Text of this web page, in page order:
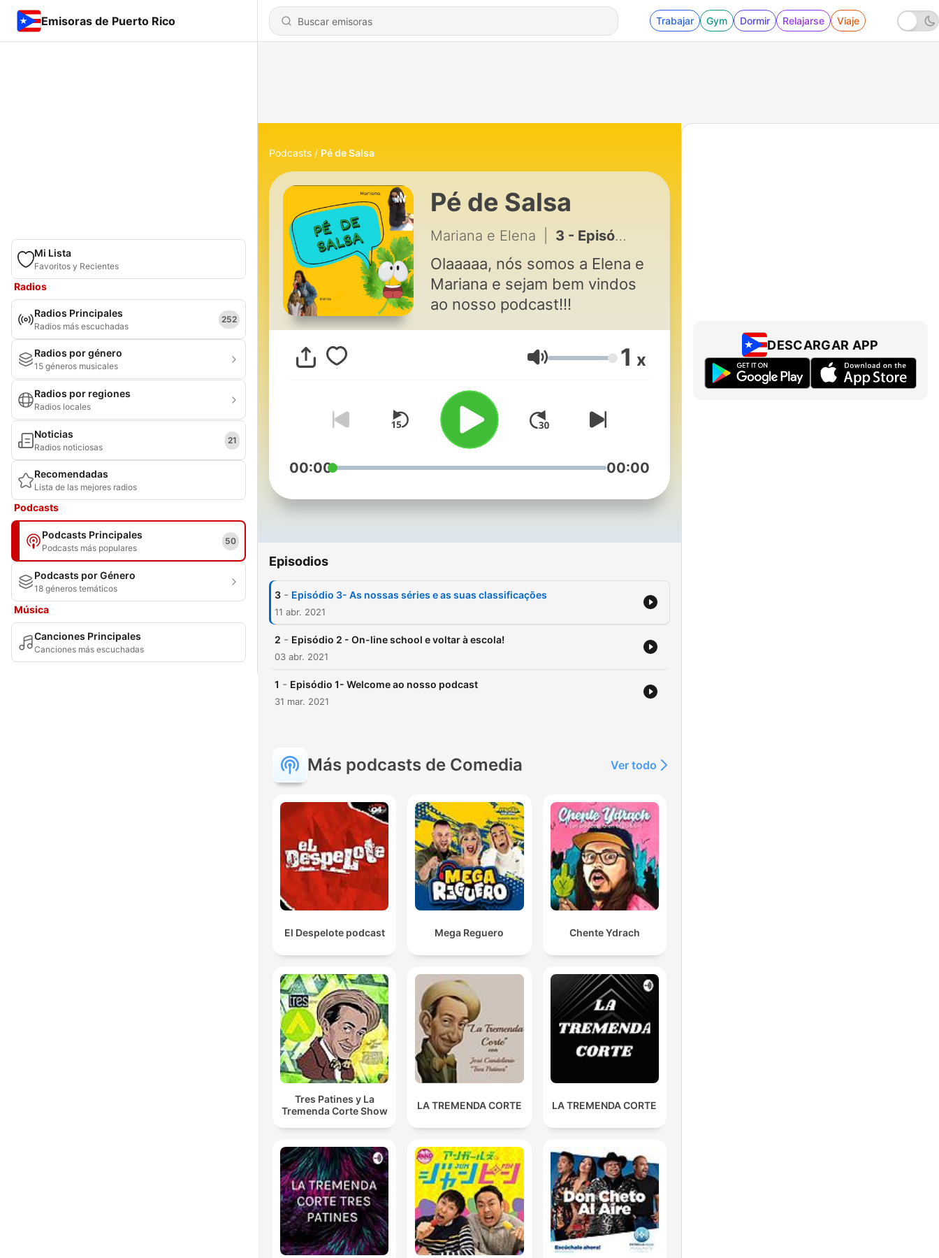
Emisoras de Puerto Rico Trabajar Gym Dormir Relajarse Viaje
Mi Lista
Favoritos y Recientes
Radios
Radios Principales
Radios más escuchadas
252
Radios por género
15 géneros musicales
Radios por regiones
Radios locales
Noticias
Radios noticiosas
21
Recomendadas
Lista de las mejores radios
Podcasts
Podcasts Principales
Podcasts más populares
50
Podcasts por Género
18 géneros temáticos
Música
Canciones Principales
Canciones más escuchadas
Podcasts Pé de Salsa
Pé de Salsa
Mariana e Elena 3 - Episódio 3- As nossas séries e as suas classificações
Olaaaaa, nós somos a Elena e
Mariana e sejam bem vindos
ao nosso podcast!!!
Volumen 1 x
00:00 00:00
Episodios
3 - Episódio 3- As nossas séries e as suas classificações
11 abr. 2021
2 - Episódio 2 - On-line school e voltar à escola!
03 abr. 2021
1 - Episódio 1- Welcome ao nosso podcast
31 mar. 2021
Más podcasts de Comedia Ver todo
El Despelote podcast Mega Reguero Chente Ydrach
Tres Patines y La
Tremenda Corte Show
LA TREMENDA CORTE LA TREMENDA CORTE
DESCARGAR APP